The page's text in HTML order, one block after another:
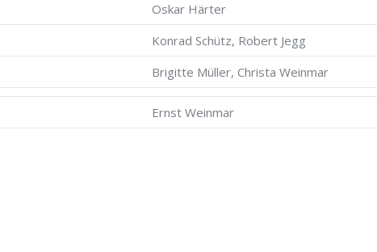
Oskar Härter
Konrad Schütz, Robert Jegg
Brigitte Müller, Christa Weinmar
Ernst Weinmar